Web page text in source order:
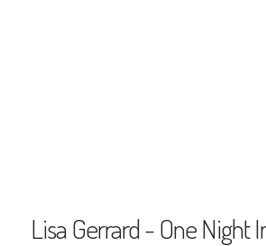
Lisa Gerrard - One Night